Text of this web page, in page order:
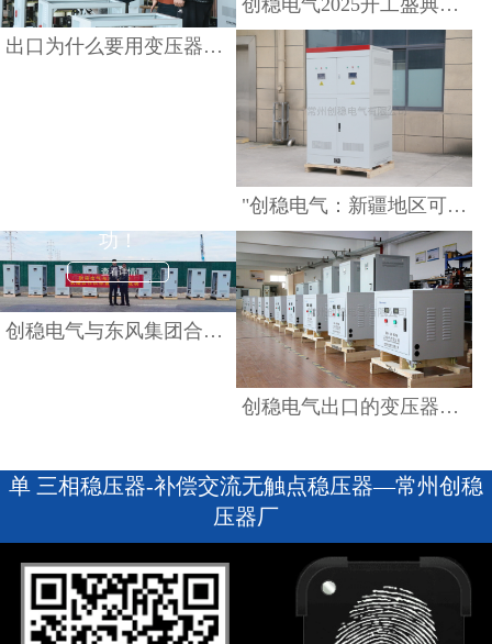
出口为什么要用变压器？三相460V 400V变208V变压器出口美国
"创稳电气：新疆地区可靠的三相交流双路特种电源供应商"
创稳电气与东风集团合作顺利，首批验货成功！
功！
查看详情
创稳电气出口的变压器，全球信赖之选！
创稳电气出口的变压
器，全球信赖之选！
查看详情
单 三相稳压器-补偿交流无触点稳压器—常州创稳
压器厂